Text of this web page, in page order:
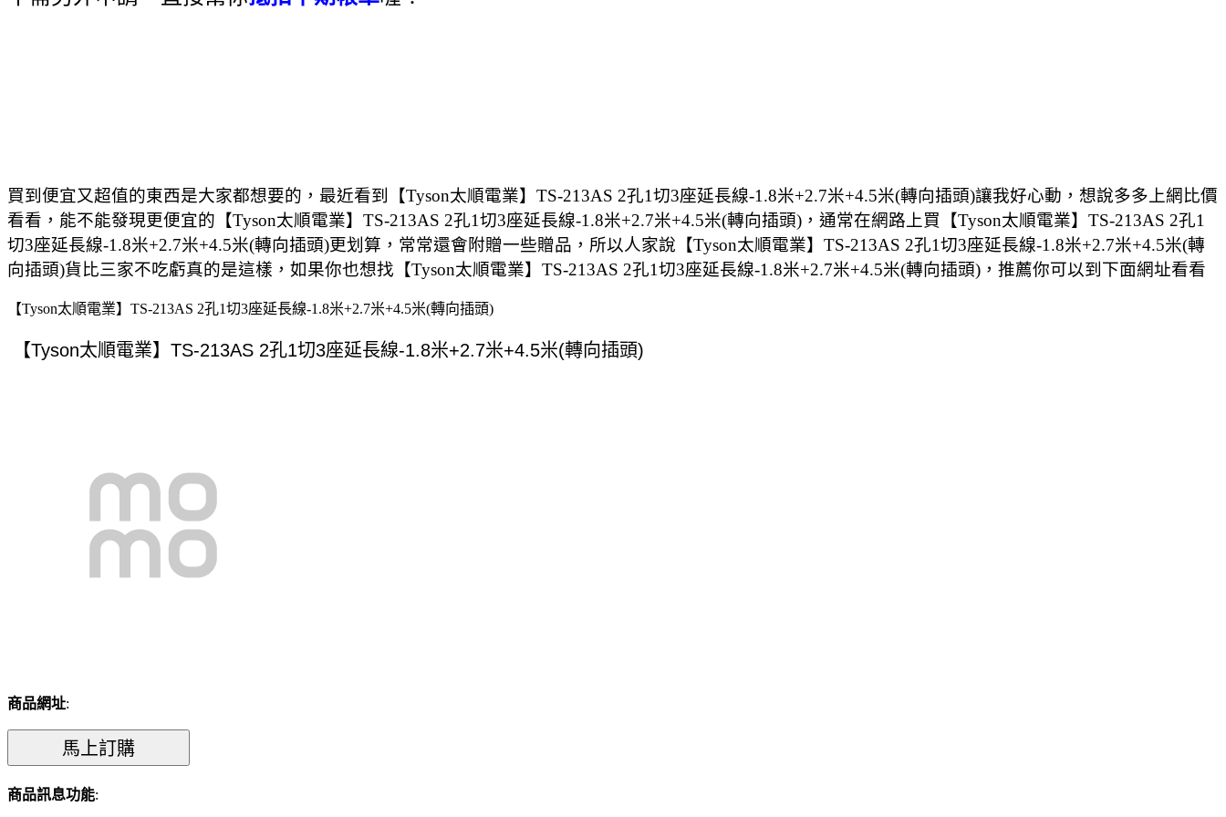
買到便宜又超值的東西是大家都想要的，最近看到【Tyson太順電業】TS-213AS 2孔1切3座延長線-1.8米+2.7米+4.5米(轉向插頭)讓我好心動，想說多多上網比價
看看，能不能發現更便宜的【Tyson太順電業】TS-213AS 2孔1切3座延長線-1.8米+2.7米+4.5米(轉向插頭)，通常在網路上買【Tyson太順電業】TS-213AS 2孔1
切3座延長線-1.8米+2.7米+4.5米(轉向插頭)更划算，常常還會附贈一些贈品，所以人家說【Tyson太順電業】TS-213AS 2孔1切3座延長線-1.8米+2.7米+4.5米(轉
向插頭)貨比三家不吃虧真的是這樣，如果你也想找【Tyson太順電業】TS-213AS 2孔1切3座延長線-1.8米+2.7米+4.5米(轉向插頭)，推薦你可以到下面網址看看
【Tyson太順電業】TS-213AS 2孔1切3座延長線-1.8米+2.7米+4.5米(轉向插頭)
商品網址:
商品訊息功能: